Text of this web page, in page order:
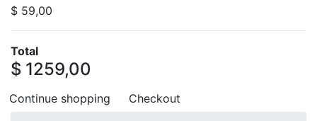
$ 59,00
Total
$ 1259,00
Continue shopping Checkout